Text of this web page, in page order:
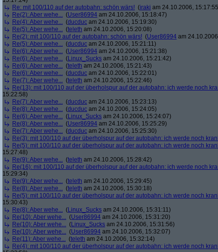
Re: mit 100/110 auf der autobahn: schön wärs! (iraki am 24.10.2006,
Re(2): Aber wehe... (User86994 am 24.10.2006, 15:18:47)
Re(4): Aber wehe... (ducduc am 24.10.2006, 15:19:30)
Re(5): Aber wehe... (teleth am 24.10.2006, 15:20:08)
Re(2): mit 100/110 auf der autobahn: schön wärs! (User86994 am
Re(5): Aber wehe... (ducduc am 24.10.2006, 15:21:11)
Re(6): Aber wehe... (User86994 am 24.10.2006, 15:21:38)
Re(6): Aber wehe... (Linux_Sucks am 24.10.2006, 15:21:42)
Re(6): Aber wehe... (teleth am 24.10.2006, 15:21:43)
Re(6): Aber wehe... (ducduc am 24.10.2006, 15:22:01)
Re(7): Aber wehe... (teleth am 24.10.2006, 15:22:46)
Re(13): mit 100/110 auf der überholspur auf der autobahn: ich werde noch
15:22:58)
Re(7): Aber wehe... (ducduc am 24.10.2006, 15:23:13)
Re(8): Aber wehe... (ducduc am 24.10.2006, 15:24:05)
Re(6): Aber wehe... (Linux_Sucks am 24.10.2006, 15:24:07)
Re(8): Aber wehe... (User86994 am 24.10.2006, 15:25:29)
Re(7): Aber wehe... (ducduc am 24.10.2006, 15:25:30)
Re(3): mit 100/110 auf der überholspur auf der autobahn: ich werde noch
Re(5): mit 100/110 auf der überholspur auf der autobahn: ich werde noch
15:27:48)
Re(9): Aber wehe... (teleth am 24.10.2006, 15:28:42)
Re(16): mit 100/110 auf der überholspur auf der autobahn: ich werde noch
15:29:34)
Re(9): Aber wehe... (teleth am 24.10.2006, 15:29:45)
Re(8): Aber wehe... (teleth am 24.10.2006, 15:30:18)
Re(5): mit 100/110 auf der überholspur auf der autobahn: ich werde noch
15:30:43)
Re(8): Aber wehe... (Linux_Sucks am 24.10.2006, 15:31:11)
Re(10): Aber wehe... (User86994 am 24.10.2006, 15:31:20)
Re(10): Aber wehe... (Linux_Sucks am 24.10.2006, 15:31:56)
Re(10): Aber wehe... (User86994 am 24.10.2006, 15:32:07)
Re(11): Aber wehe... (teleth am 24.10.2006, 15:32:14)
Re(4): mit 100/110 auf der überholspur auf der autobahn: ich werde noch